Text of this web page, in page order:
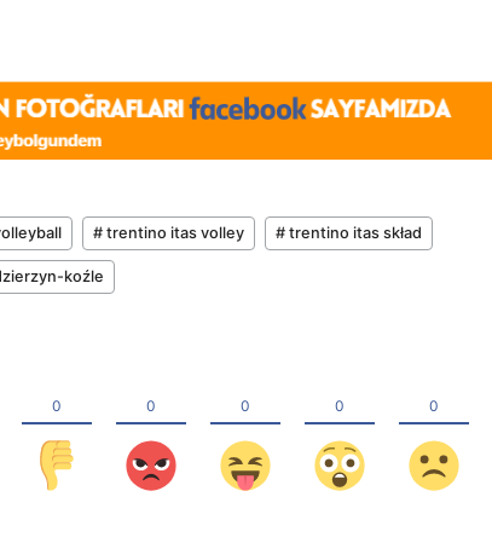
# trentino itas volley # trentino itas skład
koźle